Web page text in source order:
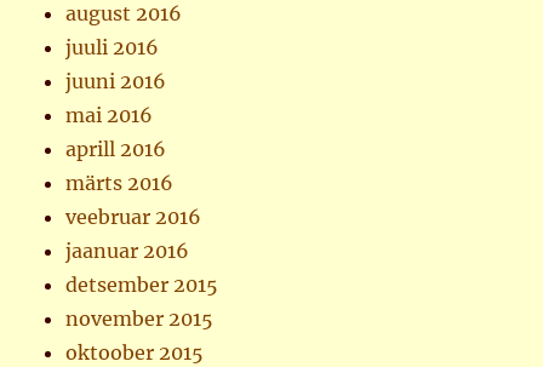
august 2016
juuli 2016
juuni 2016
mai 2016
aprill 2016
märts 2016
veebruar 2016
jaanuar 2016
detsember 2015
november 2015
oktoober 2015